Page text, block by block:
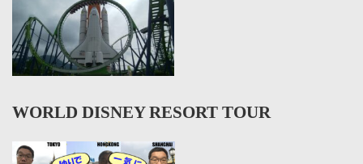
WORLD DISNEY RESORT TOUR